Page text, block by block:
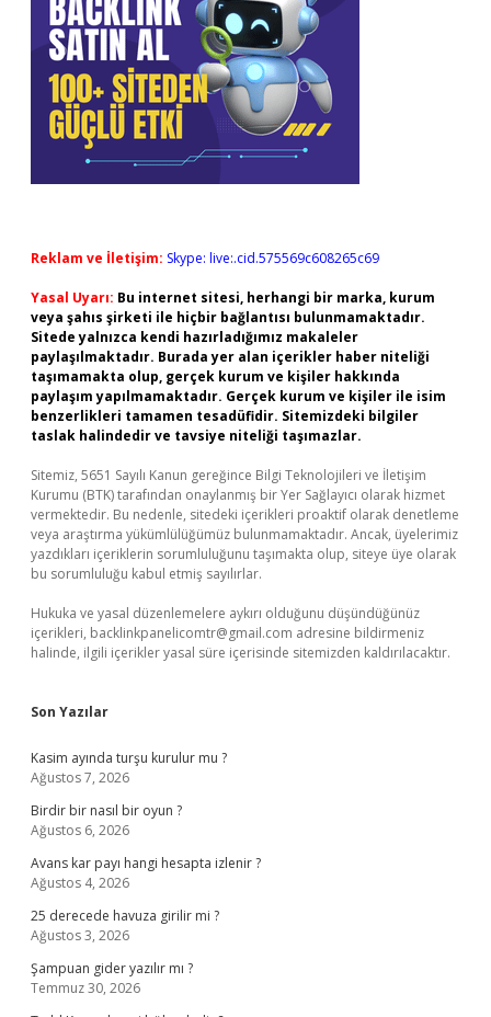
Reklam ve İletişim: Skype: live:.cid.575569c608265c69
Yasal Uyarı: Bu internet sitesi, herhangi bir marka, kurum
veya şahıs şirketi ile hiçbir bağlantısı bulunmamaktadır.
Sitede yalnızca kendi hazırladığımız makaleler
paylaşılmaktadır. Burada yer alan içerikler haber niteliği
taşımamakta olup, gerçek kurum ve kişiler hakkında
paylaşım yapılmamaktadır. Gerçek kurum ve kişiler ile isim
benzerlikleri tamamen tesadüfidir. Sitemizdeki bilgiler
taslak halindedir ve tavsiye niteliği taşımazlar.
Sitemiz, 5651 Sayılı Kanun gereğince Bilgi Teknolojileri ve İletişim
Kurumu (BTK) tarafından onaylanmış bir Yer Sağlayıcı olarak hizmet
vermektedir. Bu nedenle, sitedeki içerikleri proaktif olarak denetleme
veya araştırma yükümlülüğümüz bulunmamaktadır. Ancak, üyelerimiz
yazdıkları içeriklerin sorumluluğunu taşımakta olup, siteye üye olarak
bu sorumluluğu kabul etmiş sayılırlar.
Hukuka ve yasal düzenlemelere aykırı olduğunu düşündüğünüz
içerikleri, backlinkpanelicomtr@gmail.com adresine bildirmeniz
halinde, ilgili içerikler yasal süre içerisinde sitemizden kaldırılacaktır.
Son Yazılar
Kasim ayında turşu kurulur mu ?
Ağustos 7, 2026
Birdir bir nasıl bir oyun ?
Ağustos 6, 2026
Avans kar payı hangi hesapta izlenir ?
Ağustos 4, 2026
25 derecede havuza girilir mi ?
Ağustos 3, 2026
Şampuan gider yazılır mı ?
Temmuz 30, 2026